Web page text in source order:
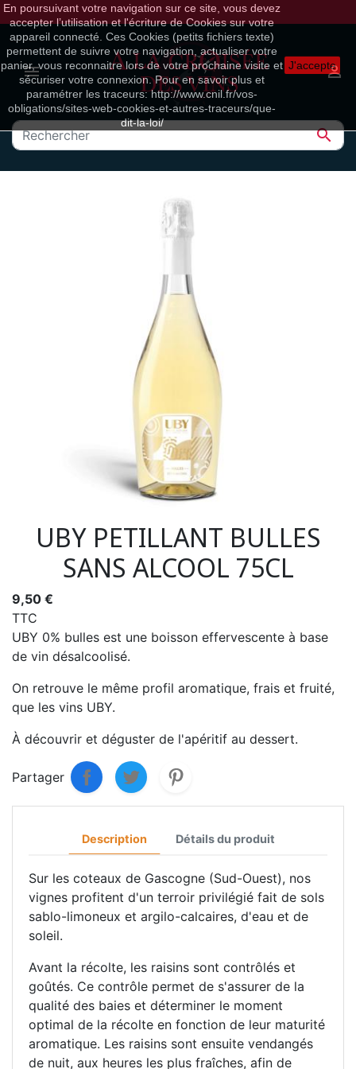



UBY PETILLANT BULLES
SANS ALCOOL 75CL
9,50 €
TTC
UBY 0% bulles est une boisson effervescente à base
de vin désalcoolisé.
On retrouve le même profil aromatique, frais et fruité,
que les vins UBY.
À découvrir et déguster de l'apéritif au dessert.
Partager
Description Détails du produit
Sur les coteaux de Gascogne (Sud-Ouest), nos
vignes profitent d'un terroir privilégié fait de sols
sablo-limoneux et argilo-calcaires, d'eau et de
soleil.
Avant la récolte, les raisins sont contrôlés et
goûtés. Ce contrôle permet de s'assurer de la
qualité des baies et déterminer le moment
optimal de la récolte en fonction de leur maturité
aromatique. Les raisins sont ensuite vendangés
de nuit, aux heures les plus fraîches, afin de
En poursuivant votre navigation sur ce site, vous devez
accepter l’utilisation et l'écriture de Cookies sur votre
appareil connecté. Ces Cookies (petits fichiers texte)
permettent de suivre votre navigation, actualiser votre
panier, vous reconnaitre lors de votre prochaine visite et
sécuriser votre connexion. Pour en savoir plus et
paramétrer les traceurs: http://www.cnil.fr/vos-
obligations/sites-web-cookies-et-autres-traceurs/que-
dit-la-loi/
J'accepte